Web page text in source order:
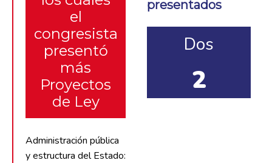
el
congresista
presentó
más
Proyectos
de Ley
Administración pública
y estructura del Estado:
presentados
Dos
2